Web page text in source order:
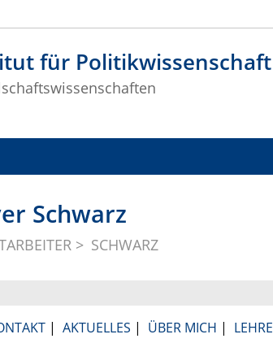
für Politikwissenschaft
Schwarz
SCHWARZ
| AKTUELLES | ÜBER MICH | LEHRE